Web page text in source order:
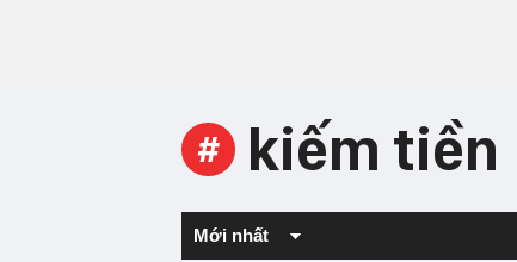
# kiếm tiền
Mới nhất